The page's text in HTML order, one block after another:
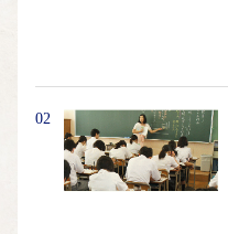
02